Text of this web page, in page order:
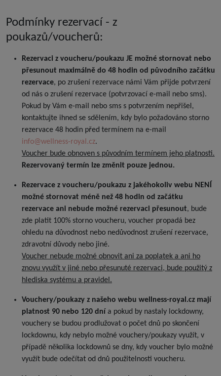
Podmínky rezervací - z
poukazů/voucherů:
Rezervaci z voucheru/poukazu JE možné stornovat nebo
přesunout maximálně do 48 hodin od původního začátku
rezervace, po zrušení rezervace námi Vám přijde potvrzení
od nás o zrušení rezervace (potvrzovací e-mail nebo sms).
Pokud by Vám e-mail nebo sms s potvrzením nepřišel,
kontaktujte ihned se sdělením, kdy bylo požadováno storno
rezervace 48 hodin před termínem na e-mail
info@wellness-royal.cz.
Voucher bude obnoven s původním termínem jeho platnosti.
Rezervovaný termín lze změnit pouze jednou.
Rezervace z voucheru/poukazu z jakéhokoliv webu NENÍ
možné stornovat méně než 48 hodin od začátku
rezervace ani nebude možné rezervaci přesunout, bude
zde platit 100% storno voucheru, voucher propadá bez
ohledu na důvodnost nebo nedůvodnost zrušení rezervace,
zdravotní důvody nebo jiné.
Voucher nebude možné obnovit ani za poplatek a ani ho
znovu využít v jiné nebo přesunuté rezervaci, bude použitý z
hlediska systému a pravidel.
Vouchery/poukazy z našeho webu wellness-royal.cz mají
platnost 90 nebo 120 dnía pokud by nastaly lockdowny,
vouchery se budou prodlužovat o počet dnů po skončení
lockdownu, kdy nebylo možné vouchery/poukazy využít, v
případě několika lockdownů se dny, kdy voucher bylo možné
využít bude odečítat od dnů použitelnosti voucheru.